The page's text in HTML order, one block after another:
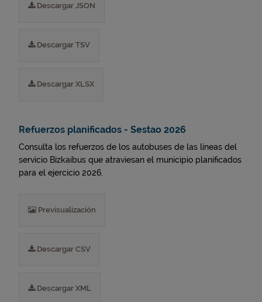
Descargar JSON
Descargar TSV
Descargar XLSX
Refuerzos planificados - Sestao 2026
Consulta los refuerzos de los autobuses de las líneas del
servicio Bizkaibus que atraviesan el municipio planificados
para el ejercicio 2026.
Previsualización
Descargar CSV
Descargar XML